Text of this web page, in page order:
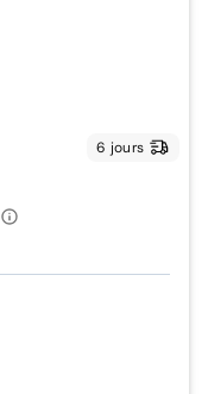
6 jours